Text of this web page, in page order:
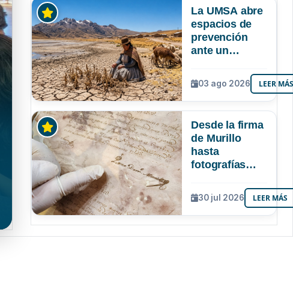
La UMSA abre
espacios de
prevención
ante un
Niño que
podría superar
a los tres
Bolivia
03 ago 2026 LEER
Desde la firma
de Murillo
hasta
fotografías
UMSA
resguarda 6
joyas de la
30 jul 2026 LEER MÁS